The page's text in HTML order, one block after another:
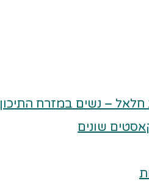
– נשים במזרח התיכון
שונים